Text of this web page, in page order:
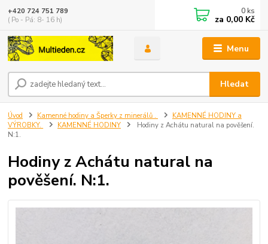
Menu
Hledat
+420 724 751 789
( Po - Pá: 8- 16 h)
0 ks
za 0,00 Kč
Úvod Kamenné hodiny a Šperky z minerálů .
KAMENNÉ HODINY a
VÝROBKY.
KAMENNÉ HODINY
Hodiny z Achátu natural na pověšení.
N:1.
Hodiny z Achátu natural na
pověšení. N:1.